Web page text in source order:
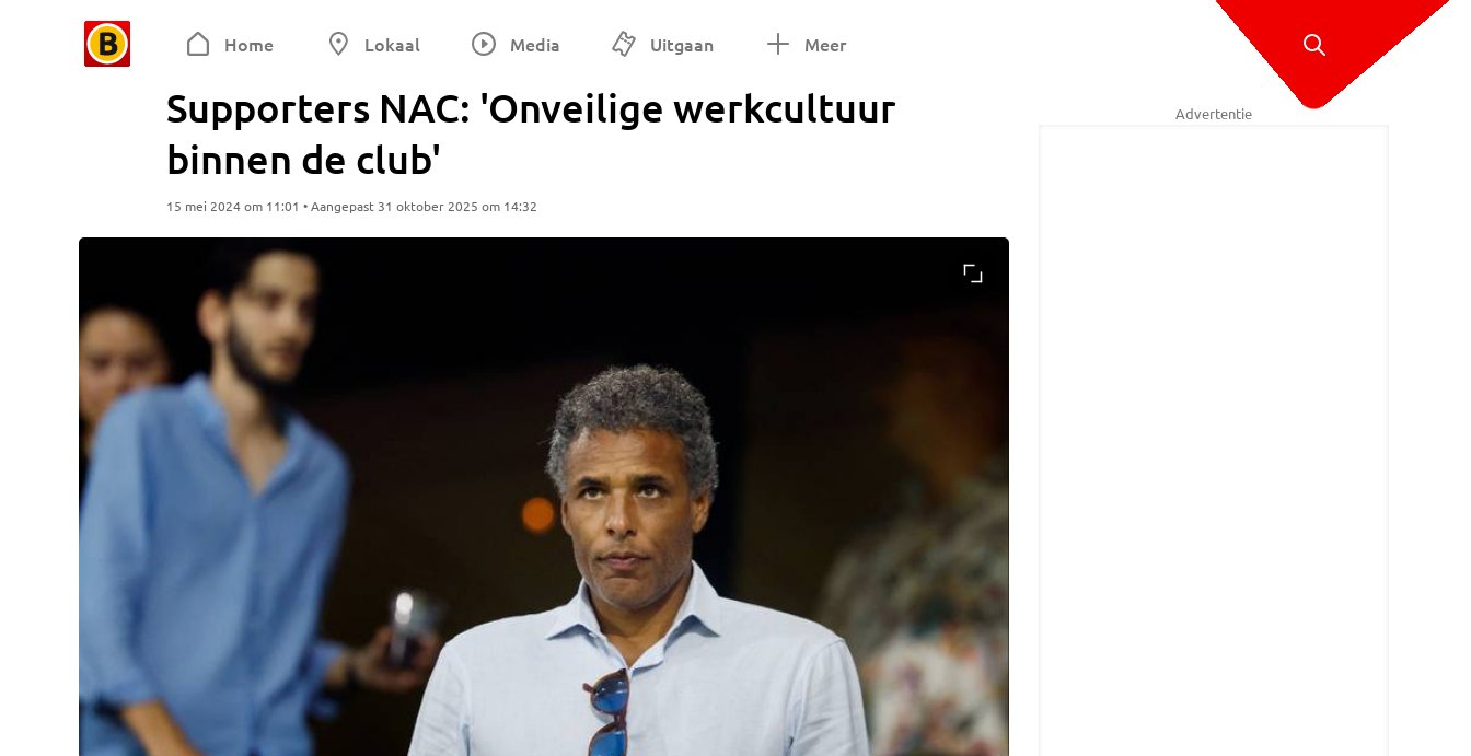
Home Lokaal Media Uitgaan Meer
Supporters NAC: 'Onveilige werkcultuur
binnen de club'
15 mei 2024 om 11:01 • Aangepast 31 oktober 2025 om 14:32
Advertentie